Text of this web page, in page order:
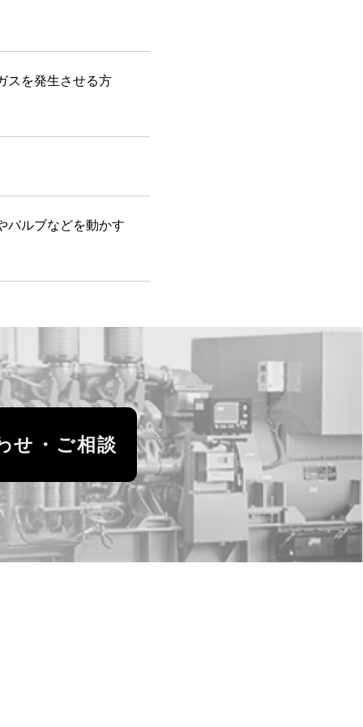
スを発生させる方
バルブなどを動かす
せ・ご相談